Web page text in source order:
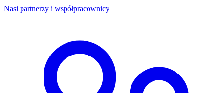
Nasi partnerzy i współpracownicy